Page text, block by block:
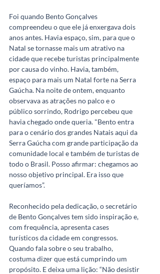
Foi quando Bento Gonçalves
compreendeu o que ele já enxergava dois
anos antes. Havia espaço, sim, para que o
Natal se tornasse mais um atrativo na
cidade que recebe turistas principalmente
por causa do vinho. Havia, também,
espaço para mais um Natal forte na Serra
Gaúcha. Na noite de ontem, enquanto
observava as atrações no palco e o
público sorrindo, Rodrigo percebeu que
havia chegado onde queria. "Bento entra
para o cenário dos grandes Natais aqui da
Serra Gaúcha com grande participação da
comunidade local e também de turistas de
todo o Brasil. Posso afirmar: chegamos ao
nosso objetivo principal. Era isso que
queríamos”.
Reconhecido pela dedicação, o secretário
de Bento Gonçalves tem sido inspiração e,
com frequência, apresenta cases
turísticos da cidade em congressos.
Quando fala sobre o seu trabalho,
costuma dizer que está cumprindo um
propósito. E deixa uma lição: “Não desistir